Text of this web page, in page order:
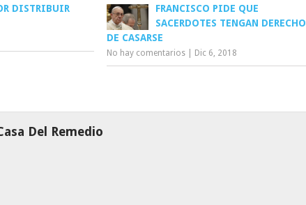
DISTRIBUIR
FRANCISCO PIDE QUE
SACERDOTES TENGAN DERECHO
DE CASARSE
No hay comentarios Dic 6, 2018
Del Remedio